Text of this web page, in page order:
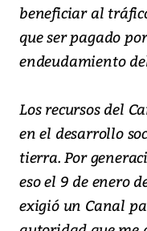
beneficiar al
que ser pagado
endeudamiento
Los recursos del
en el desarrollo
tierra. Por
eso el 9 de enero
exigió un Canal